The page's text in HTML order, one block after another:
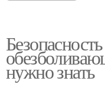
нужно знать